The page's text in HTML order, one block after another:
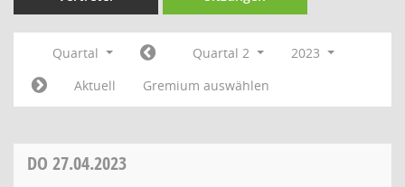
Quartal Quartal 2
2023
Aktuell
Gremium auswählen
DO 27.04.2023